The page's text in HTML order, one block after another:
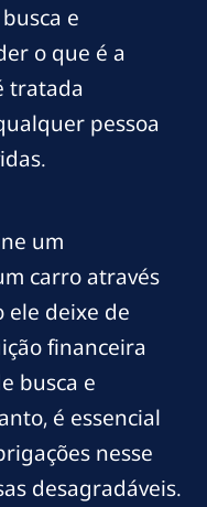
e
o que é a
tratada
pessoa
um
carro através
ele deixe de
financeira
busca e
é essencial
nesse
desagradáveis.